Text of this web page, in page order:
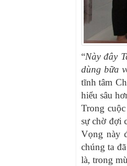
“Này đây
dùng bữa
tĩnh tâm
hiểu sâu
Trong
sự chờ đợi
Vọng này
chúng ta
là, trong